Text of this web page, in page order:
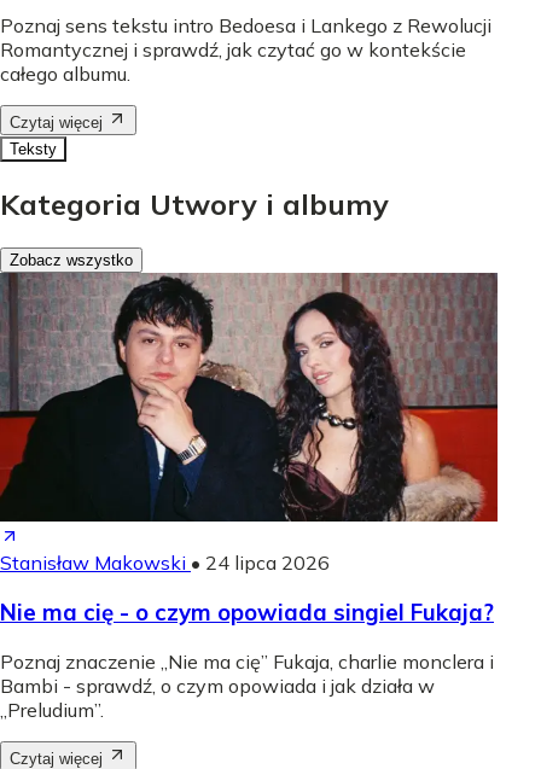
Poznaj sens tekstu intro Bedoesa i Lankego z Rewolucji
Romantycznej i sprawdź, jak czytać go w kontekście
całego albumu.
Czytaj więcej
Teksty
Kategoria Utwory i albumy
Zobacz wszystko
Stanisław Makowski • 24 lipca 2026
Nie ma cię - o czym opowiada singiel Fukaja?
Poznaj znaczenie „Nie ma cię” Fukaja, charlie monclera i
Bambi - sprawdź, o czym opowiada i jak działa w
„Preludium”.
Czytaj więcej